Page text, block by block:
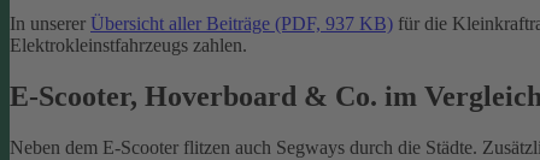
In unserer Übersicht aller Beiträge (PDF, 937 KB) für die
Elektrokleinstfahrzeugs zahlen.
E-Scooter, Hoverboard & Co. im Vergleich
Neben dem E-Scooter flitzen auch Segways durch die Städte.